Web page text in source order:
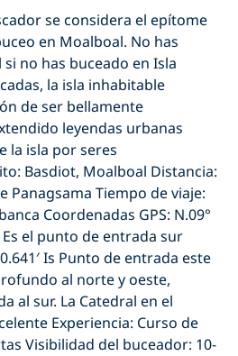
se considera el epítome
en Moalboal. No has
no has buceado en Isla
la isla inhabitable
de ser bellamente
leyendas urbanas
la isla por seres
Basdiot, Moalboal Distancia:
Panagsama Tiempo de viaje:
Coordenadas GPS: N.09°
Es el punto de entrada sur
Is Punto de entrada este
al norte y oeste,
al sur. La Catedral en el
Experiencia: Curso de
Visibilidad del buceador: 10-